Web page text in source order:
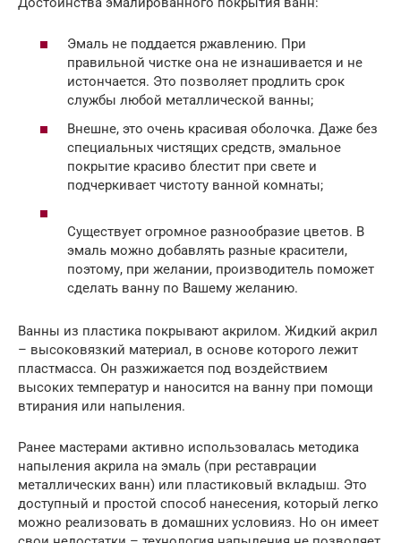
Эмаль не поддается ржавлению. При
правильной чистке она не изнашивается и не
истончается. Это позволяет продлить срок
службы любой металлической ванны;
Внешне, это очень красивая оболочка. Даже без
специальных чистящих средств, эмальное
покрытие красиво блестит при свете и
подчеркивает чистоту ванной комнаты;
Существует огромное разнообразие цветов. В
эмаль можно добавлять разные красители,
поэтому, при желании, производитель поможет
сделать ванну по Вашему желанию.
Ванны из пластика покрывают акрилом. Жидкий акрил
– высоковязкий материал, в основе которого лежит
пластмасса. Он разжижается под воздействием
высоких температур и наносится на ванну при помощи
втирания или напыления.
Ранее мастерами активно использовалась методика
напыления акрила на эмаль (при реставрации
металлических ванн) или пластиковый вкладыш. Это
доступный и простой способ нанесения, который легко
можно реализовать в домашних условияз. Но он имеет